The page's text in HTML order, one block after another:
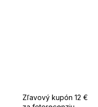
Zľavový kupón 12 €